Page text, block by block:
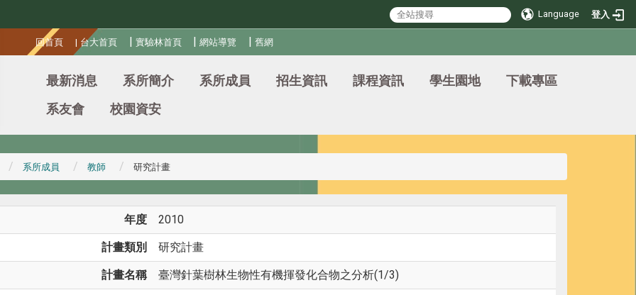
Language 登入
回首頁 | 台大首頁 | 實驗林首頁 |網站導覽 |舊網
最新消息 系所簡介 系所成員 招生資訊 課程資訊 學生園地
下載專區
系友會
校園資安
系所成員 教師 研究計畫
年度 2010
計畫類別 研究計畫
計畫名稱 臺灣針葉樹林生物性有機揮發化合物之分析(1/3)